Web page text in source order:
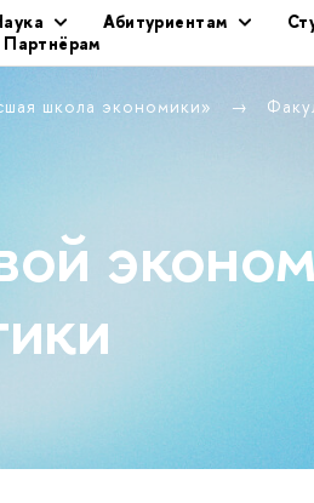
Абитуриентам
Партнёрам
школа экономики»